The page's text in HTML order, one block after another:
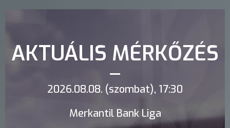
AKTUÁLIS MÉRKŐZÉS
2026.08.08. (szombat), 17:30
Merkantil Bank Liga